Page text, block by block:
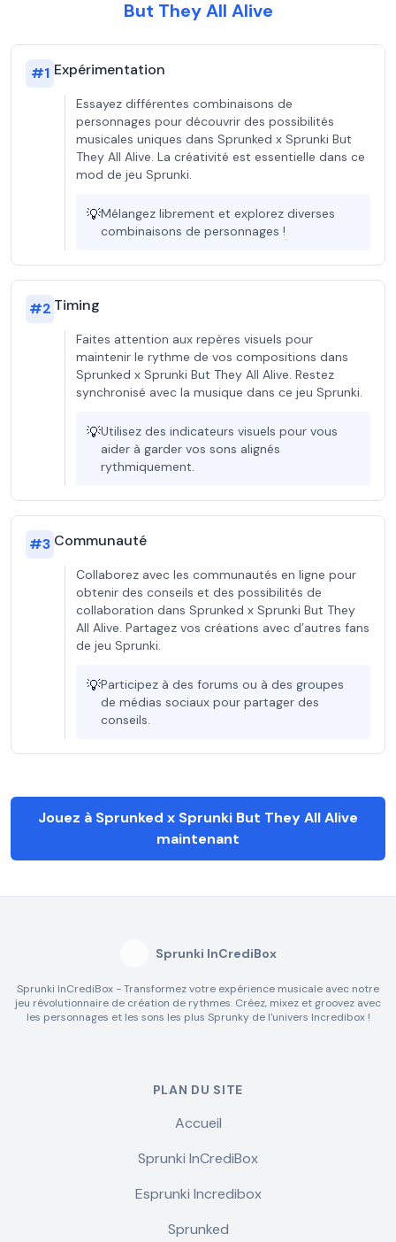
But They All Alive
#1 Expérimentation
Essayez différentes combinaisons de
personnages pour découvrir des possibilités
musicales uniques dans Sprunked x Sprunki But
They All Alive. La créativité est essentielle dans ce
mod de jeu Sprunki.
💡Mélangez librement et explorez diverses
combinaisons de personnages !
#2 Timing
Faites attention aux repères visuels pour
maintenir le rythme de vos compositions dans
Sprunked x Sprunki But They All Alive. Restez
synchronisé avec la musique dans ce jeu Sprunki.
💡Utilisez des indicateurs visuels pour vous
aider à garder vos sons alignés
rythmiquement.
#3 Communauté
Collaborez avec les communautés en ligne pour
obtenir des conseils et des possibilités de
collaboration dans Sprunked x Sprunki But They
All Alive. Partagez vos créations avec d’autres fans
de jeu Sprunki.
💡Participez à des forums ou à des groupes
de médias sociaux pour partager des
conseils.
Jouez à Sprunked x Sprunki But They All Alive
maintenant
Sprunki InCrediBox
Sprunki InCrediBox - Transformez votre expérience musicale avec notre
jeu révolutionnaire de création de rythmes. Créez, mixez et groovez avec
les personnages et les sons les plus Sprunky de l'univers Incredibox !
PLAN DU SITE
Accueil
Sprunki InCrediBox
Esprunki Incredibox
Sprunked